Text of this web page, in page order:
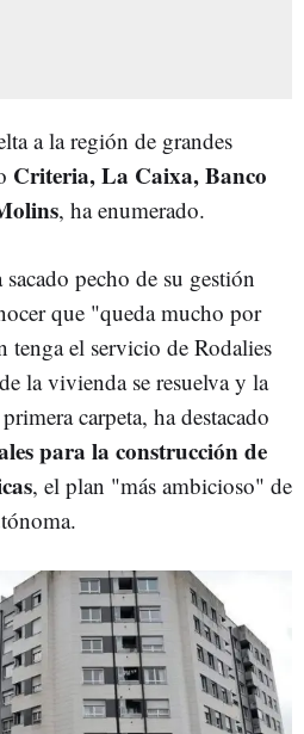
a la región de grandes
Criteria, La Caixa, Banco
, ha enumerado.
pecho de su gestión
que "queda mucho por
tenga el servicio de Rodalies
la vivienda se resuelva y la
carpeta, ha destacado
para la construcción de
, el plan "más ambicioso" de